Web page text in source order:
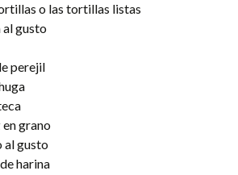
o las tortillas listas
al gusto
perejil
en grano
al gusto
harina